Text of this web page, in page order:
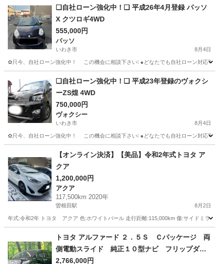
❑自社ローン強化中！❑ 平成26年4月登録 パッソ
X クツロギ4WD
555,000円
パッソ
いわき市 8月4日
✿只今、自社ローン強化中！ この機会に相談下さい❕ ●どなたでも自社ロー
パッソ 車両
❑自社ローン強化中！❑ 平成23年登録のヴォクシ
ーZS煌 4WD
750,000円
ヴォクシー
いわき市 8月4日
✿只今、自社ローン強化中！ この機会に相談下さい❕ ●どなたでも自社ロー
ヴォクシー 車両
【オンライン決済】【美品】令和2年式トヨタ ア
クア
1,200,000円
アクア
117,500km 2020年
曽根田駅 8月2日
年式:令和2年 トヨタ アクア 色:ホワイトパール 走行距離:115,000km 傷:サイドミラ
曽根田駅 走行距離
トヨタ アルファード ２．５Ｓ Ｃパッケージ 両
側電動スライド 純正１０型ナビ フリップダウ
ン バックカメラ ＡＣ１００Ｖ電源 レーダー
2,766,000円